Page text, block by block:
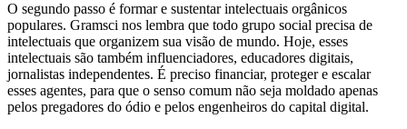
O segundo passo é formar e sustentar intelectuais orgânicos
populares. Gramsci nos lembra que todo grupo social precisa de
intelectuais que organizem sua visão de mundo. Hoje, esses
intelectuais são também influenciadores, educadores digitais,
jornalistas independentes. É preciso financiar, proteger e escalar
esses agentes, para que o senso comum não seja moldado apenas
pelos pregadores do ódio e pelos engenheiros do capital digital.